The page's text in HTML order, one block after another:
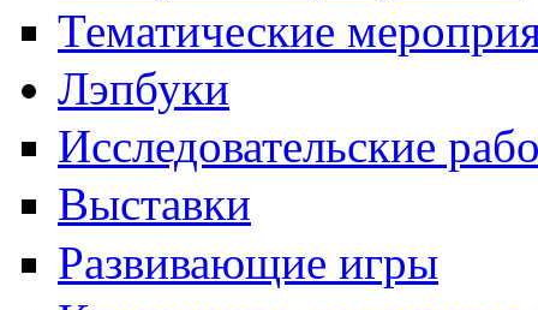
Тематические
Лэпбуки
Исследовательские
Выставки
Развивающие игры